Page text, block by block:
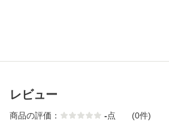
レビュー
商品の評価： -点 (0件)